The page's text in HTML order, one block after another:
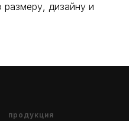
дизайну и
продукция